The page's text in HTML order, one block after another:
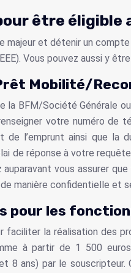
être éligible
majeur et détenir un
Vous pouvez aussi y
Mobilité/
BFM/Société Générale
votre numéro
de l’emprunt ainsi que
de réponse à votre
auparavant vous assurer
manière confidentielle et
pour les
faciliter la réalisation
à partir de 1 500
8 ans) par le